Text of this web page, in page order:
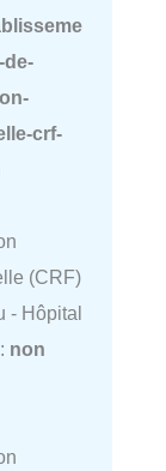
de-
crf-
(CRF)
- Hôpital
non